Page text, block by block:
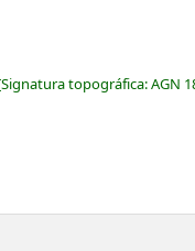
Signatura topográfica:AGN